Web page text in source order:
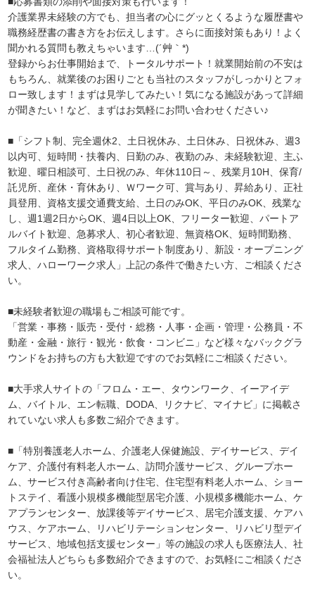
介護業界未経験の方でも、担当者の心にグッとくるような履歴書や
職務経歴書の書き方をお伝えします。さらに面接対策もあり！よく
聞かれる質問も教えちゃいます…(´艸｀*)
登録からお仕事開始まで、トータルサポート！就業開始前の不安は
もちろん、就業後のお困りごとも当社のスタッフがしっかりとフォ
ロー致します！まずは見学してみたい！気になる施設があって詳細
が聞きたい！など、まずはお気軽にお問い合わせください♪
■「シフト制、完全週休2、土日祝休み、土日休み、日祝休み、週3
以内可、短時間・扶養内、日勤のみ、夜勤のみ、未経験歓迎、主ふ
歓迎、曜日相談可、土日祝のみ、年休110日～、残業月10H、保育/
託児所、産休・育休あり、Ｗワーク可、賞与あり、昇給あり、正社
員登用、資格支援交通費支給、土日のみOK、平日のみOK、残業な
し、週1週2日からOK、週4日以上OK、フリーター歓迎、パートア
ルバイト歓迎、急募求人、初心者歓迎、無資格OK、短時間勤務、
フルタイム勤務、資格取得サポート制度あり、新設・オープニング
求人、ハローワーク求人」上記の条件で働きたい方、ご相談くださ
い。
■未経験者歓迎の職場もご相談可能です。
「営業・事務・販売・受付・総務・人事・企画・管理・公務員・不
動産・金融・旅行・観光・飲食・コンビニ」など様々なバックグラ
ウンドをお持ちの方も大歓迎ですのでお気軽にご相談ください。
■大手求人サイトの「フロム・エー、タウンワーク、イーアイデ
ム、バイトル、エン転職、DODA、リクナビ、マイナビ」に掲載さ
れていない求人も多数ご紹介できます。
■「特別養護老人ホーム、介護老人保健施設、デイサービス、デイ
ケア、介護付有料老人ホーム、訪問介護サービス、グループホー
ム、サービス付き高齢者向け住宅、住宅型有料老人ホーム、ショー
トステイ、看護小規模多機能型居宅介護、小規模多機能ホーム、ケ
アプランセンター、放課後等デイサービス、居宅介護支援、ケアハ
ウス、ケアホーム、リハビリテーションセンター、リハビリ型デイ
サービス、地域包括支援センター」等の施設の求人も医療法人、社
会福祉法人どちらも多数紹介できますので、お気軽にご相談くださ
い。